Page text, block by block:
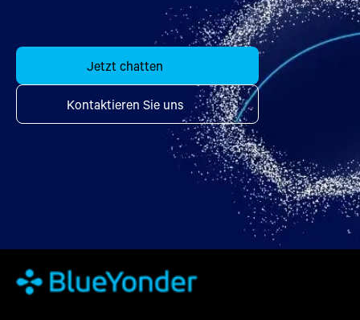
Jetzt chatten
Kontaktieren Sie uns